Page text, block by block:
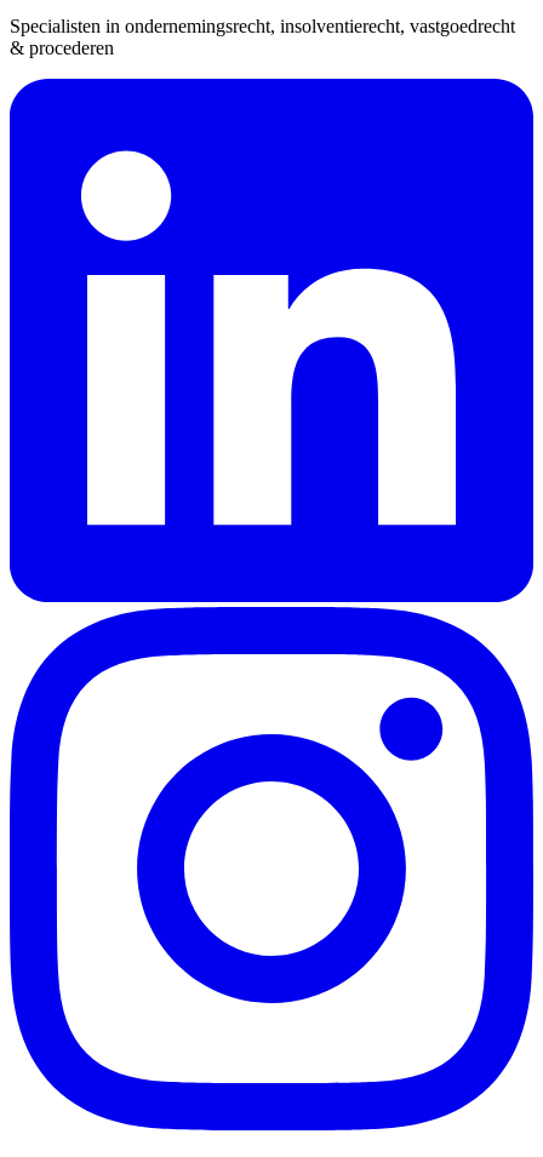
Specialisten in ondernemingsrecht, insolventierecht, vastgoedrecht
& procederen